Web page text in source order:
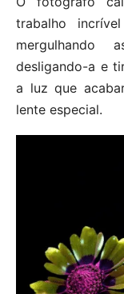
trabalho
desligando-a e
a luz que
lente especial.